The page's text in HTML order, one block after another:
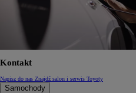
Kontakt
Napisz do nas Znajdź salon i serwis Toyoty
Samochody